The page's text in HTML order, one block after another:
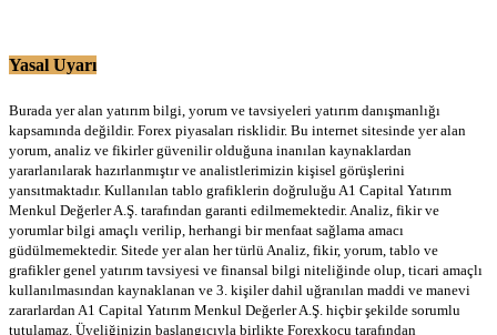
Yasal Uyarı
Burada yer alan yatırım bilgi, yorum ve tavsiyeleri yatırım danışmanlığı
kapsamında değildir. Forex piyasaları risklidir. Bu internet sitesinde yer alan
yorum, analiz ve fikirler güvenilir olduğuna inanılan kaynaklardan
yararlanılarak hazırlanmıştır ve analistlerimizin kişisel görüşlerini
yansıtmaktadır. Kullanılan tablo grafiklerin doğruluğu A1 Capital Yatırım
Menkul Değerler A.Ş. tarafından garanti edilmemektedir. Analiz, fikir ve
yorumlar bilgi amaçlı verilip, herhangi bir menfaat sağlama amacı
güdülmemektedir. Sitede yer alan her türlü Analiz, fikir, yorum, tablo ve
grafikler genel yatırım tavsiyesi ve finansal bilgi niteliğinde olup, ticari amaçlı
kullanılmasından kaynaklanan ve 3. kişiler dahil uğranılan maddi ve manevi
zararlardan A1 Capital Yatırım Menkul Değerler A.Ş. hiçbir şekilde sorumlu
tutulamaz. Üyeliğinizin başlangıcıyla birlikte Forexkocu tarafından